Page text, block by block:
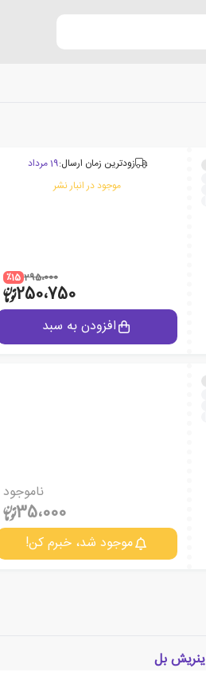
زودترین زمان ارسال:19 مرداد
موجود در انبار نشر
295،000 ٪15
250،750
افزودن به سبد
ناموجود
35،000
موجود شد، خبرم کن!
بل